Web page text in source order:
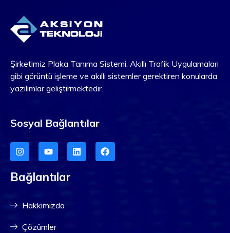
Şirketimiz Plaka Tanıma Sistemi, Akıllı Trafik Uygulamaları
gibi görüntü işleme ve akıllı sistemler gerektiren konularda
yazılımlar geliştirmektedir.
Sosyal Bağlantılar
Bağlantılar
Hakkımızda
Çözümler